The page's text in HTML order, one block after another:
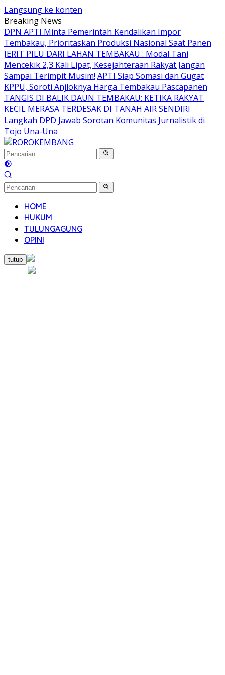
Langsung ke konten
Breaking News
DPN APTI Minta Pemerintah Kendalikan Impor
Tembakau, Prioritaskan Produksi Nasional Saat Panen
JERIT PILU DARI LAHAN TEMBAKAU ​: Modal Tani
Mencekik 2,3 Kali Lipat, Kesejahteraan Rakyat Jangan
Sampai Terimpit Musim! APTI Siap Somasi dan Gugat
KPPU, Soroti Anjloknya Harga Tembakau Pascapanen
TANGIS DI BALIK DAUN TEMBAKAU: KETIKA RAKYAT
KECIL MERASA TERDESAK DI TANAH AIR SENDIRI
Langkah DPD Jawab Sorotan Komunitas Jurnalistik di
Tojo Una-Una
HOME
HUKUM
TULUNGAGUNG
OPINI
tutup